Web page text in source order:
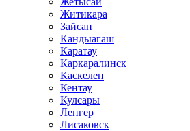
Житикара
Зайсан
Кандыагаш
Каратау
Каркаралинск
Каскелен
Кентау
Кулсары
Ленгер
Лисаковск